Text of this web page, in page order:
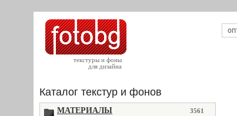
текстуры и фоны
для дизайна
Каталог текстур и фонов
МАТЕРИАЛЫ 3561